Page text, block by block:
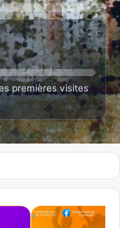
premières visites